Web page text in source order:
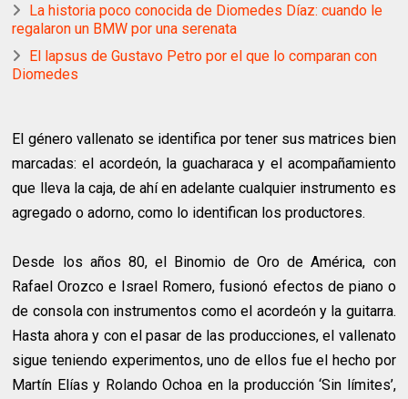
La historia poco conocida de Diomedes Díaz: cuando le
regalaron un BMW por una serenata
El lapsus de Gustavo Petro por el que lo comparan con
Diomedes
El género vallenato se identifica por tener sus matrices bien
marcadas: el acordeón, la guacharaca y el acompañamiento
que lleva la caja, de ahí en adelante cualquier instrumento es
agregado o adorno, como lo identifican los productores.
Desde los años 80, el Binomio de Oro de América, con
Rafael Orozco e Israel Romero, fusionó efectos de piano o
de consola con instrumentos como el acordeón y la guitarra.
Hasta ahora y con el pasar de las producciones, el vallenato
sigue teniendo experimentos, uno de ellos fue el hecho por
Martín Elías y Rolando Ochoa en la producción ‘Sin límites’,